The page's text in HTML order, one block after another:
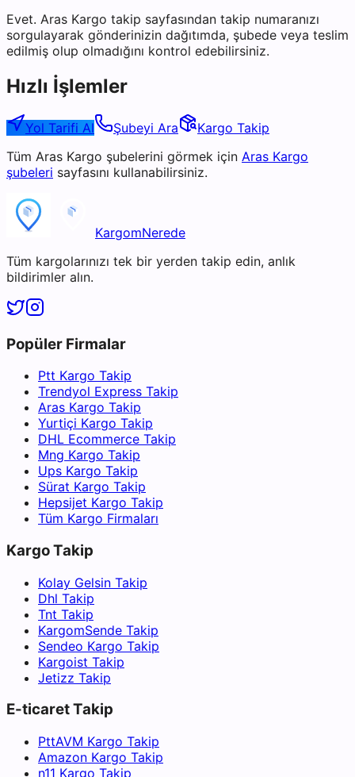
Evet. Aras Kargo takip sayfasından takip numaranızı
sorgulayarak gönderinizin dağıtımda, şubede veya teslim
edilmiş olup olmadığını kontrol edebilirsiniz.
Hızlı İşlemler
Yol Tarifi Al Şubeyi Ara
Kargo Takip
Tüm Aras Kargo şubelerini görmek için Aras Kargo
şubeleri sayfasını kullanabilirsiniz.
KargomNerede
Tüm kargolarınızı tek bir yerden takip edin, anlık
bildirimler alın.
Popüler Firmalar
Ptt Kargo Takip
Trendyol Express Takip
Aras Kargo Takip
Yurtiçi Kargo Takip
DHL Ecommerce Takip
Mng Kargo Takip
Ups Kargo Takip
Sürat Kargo Takip
Hepsijet Kargo Takip
Tüm Kargo Firmaları
Kargo Takip
Kolay Gelsin Takip
Dhl Takip
Tnt Takip
KargomSende Takip
Sendeo Kargo Takip
Kargoist Takip
Jetizz Takip
E-ticaret Takip
PttAVM Kargo Takip
Amazon Kargo Takip
n11 Kargo Takip